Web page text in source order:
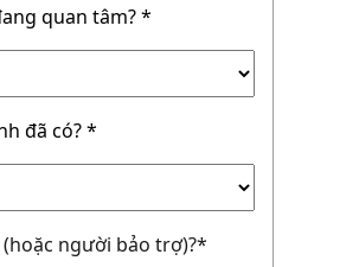
quan tâm? *
đã có? *
người bảo trợ)?*